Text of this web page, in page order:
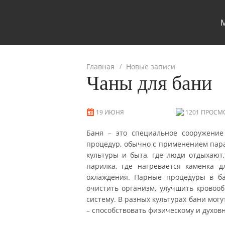
Главная Новые записи
Чаны для бани
19 ИЮНЯ 1201
Баня – это специальное
процедур, обычно с применением
культуры и быта, где люди
парилка, где нагревается
охлаждения. Парные процедуры в
очистить организм, улучшить
систему. В разных культурах бани
– способствовать физическому и